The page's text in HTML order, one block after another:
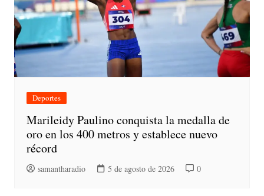
Deportes
Marileidy Paulino conquista la medalla de
oro en los 400 metros y establece nuevo
récord
samantharadio 5 de agosto de 2026 0